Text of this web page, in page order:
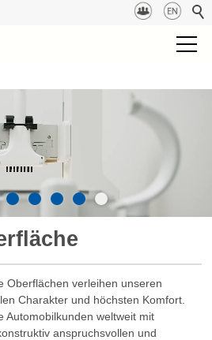
Oberflächen verleihen unseren
Charakter und höchsten Komfort.
Automobilkunden weltweit mit
anspruchsvollen und